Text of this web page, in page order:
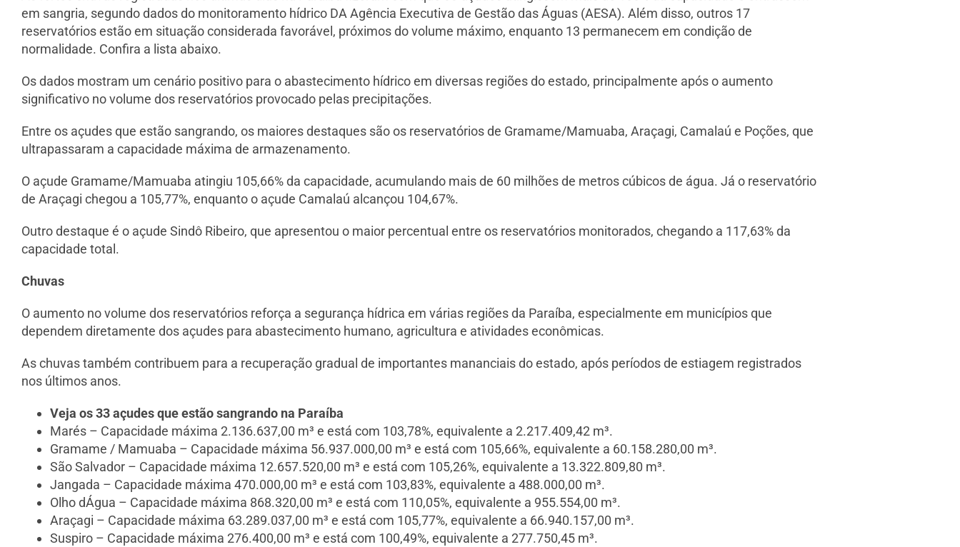
em sangria, segundo dados do monitoramento hídrico DA Agência Executiva de Gestão das Águas (AESA). Além disso, outros 17
reservatórios estão em situação considerada favorável, próximos do volume máximo, enquanto 13 permanecem em condição de
normalidade. Confira a lista abaixo.
Os dados mostram um cenário positivo para o abastecimento hídrico em diversas regiões do estado, principalmente após o aumento
significativo no volume dos reservatórios provocado pelas precipitações.
Entre os açudes que estão sangrando, os maiores destaques são os reservatórios de Gramame/Mamuaba, Araçagi, Camalaú e Poções, que
ultrapassaram a capacidade máxima de armazenamento.
O açude Gramame/Mamuaba atingiu 105,66% da capacidade, acumulando mais de 60 milhões de metros cúbicos de água. Já o reservatório
de Araçagi chegou a 105,77%, enquanto o açude Camalaú alcançou 104,67%.
Outro destaque é o açude Sindô Ribeiro, que apresentou o maior percentual entre os reservatórios monitorados, chegando a 117,63% da
capacidade total.
Chuvas
O aumento no volume dos reservatórios reforça a segurança hídrica em várias regiões da Paraíba, especialmente em municípios que
dependem diretamente dos açudes para abastecimento humano, agricultura e atividades econômicas.
As chuvas também contribuem para a recuperação gradual de importantes mananciais do estado, após períodos de estiagem registrados
nos últimos anos.
Veja os 33 açudes que estão sangrando na Paraíba
Marés – Capacidade máxima 2.136.637,00 m³ e está com 103,78%, equivalente a 2.217.409,42 m³.
Gramame / Mamuaba – Capacidade máxima 56.937.000,00 m³ e está com 105,66%, equivalente a 60.158.280,00 m³.
São Salvador – Capacidade máxima 12.657.520,00 m³ e está com 105,26%, equivalente a 13.322.809,80 m³.
Jangada – Capacidade máxima 470.000,00 m³ e está com 103,83%, equivalente a 488.000,00 m³.
Olho dÁgua – Capacidade máxima 868.320,00 m³ e está com 110,05%, equivalente a 955.554,00 m³.
Araçagi – Capacidade máxima 63.289.037,00 m³ e está com 105,77%, equivalente a 66.940.157,00 m³.
Suspiro – Capacidade máxima 276.400,00 m³ e está com 100,49%, equivalente a 277.750,45 m³.